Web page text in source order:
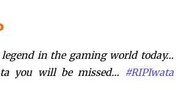
legend in the gaming world today…
you will be missed… #RIPIwata